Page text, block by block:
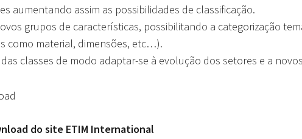
aumentando assim as possibilidades de classificação.
grupos de características, possibilitando a categorização
como material, dimensões, etc…).
classes de modo adaptar-se à evolução dos setores e a
do site ETIM International